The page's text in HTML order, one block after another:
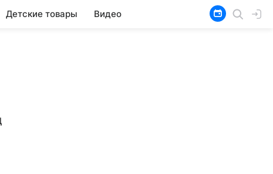
Детские товары Видео